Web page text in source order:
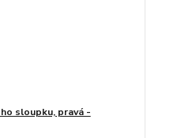
sloupku, pravá -